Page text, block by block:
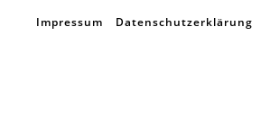
Impressum Datenschutzerklärung